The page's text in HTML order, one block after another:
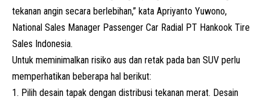
tekanan angin secara berlebihan,” kata Apriyanto Yuwono,
National Sales Manager Passenger Car Radial PT Hankook Tire
Sales Indonesia.
Untuk meminimalkan risiko aus dan retak pada ban SUV perlu
memperhatikan beberapa hal berikut:
Pilih desain tapak dengan distribusi tekanan merat. Desain